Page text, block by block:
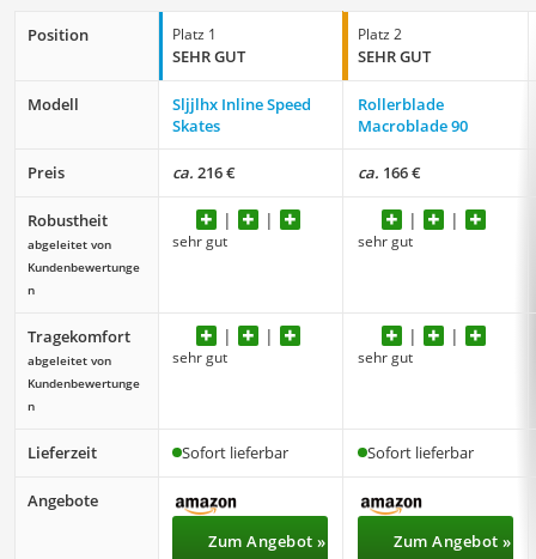
Position Platz 1
SEHR GUT
Platz 2
SEHR GUT
Modell
Sljjlhx Inline Speed
Skates
Rollerblade
Macroblade 90
Preis ca. 216 € ca. 166 €
Robustheit
abgeleitet von
Kundenbewertunge
n
sehr gut sehr gut
Tragekomfort
abgeleitet von
Kundenbewertunge
n
sehr gut sehr gut
Lieferzeit Sofort lieferbar Sofort lieferbar
Angebote
Zum Angebot »
Zum Angebot »